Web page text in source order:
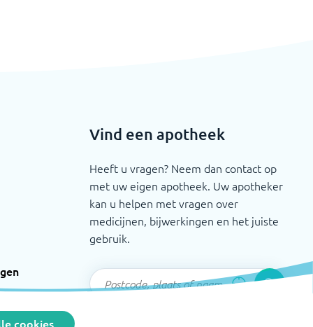
Vind een apotheek
Heeft u vragen? Neem dan contact op
met uw eigen apotheek. Uw apotheker
kan u helpen met vragen over
medicijnen, bijwerkingen en het juiste
gebruik.
cookies